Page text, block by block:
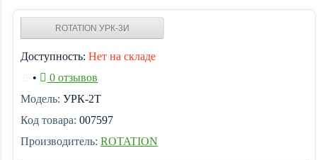
ROTATION УРК-3И
Доступность: Нет на складе
•
0 отзывов
Модель: УРК-2Т
Код товара: 007597
Производитель: ROTATION